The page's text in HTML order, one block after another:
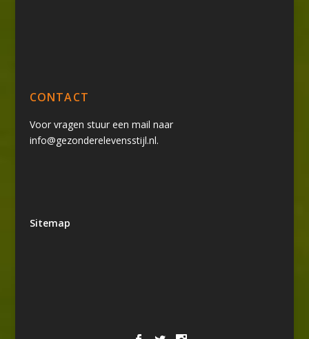
CONTACT
Voor vragen stuur een mail naar
info@gezonderelevensstijl.nl.
Sitemap